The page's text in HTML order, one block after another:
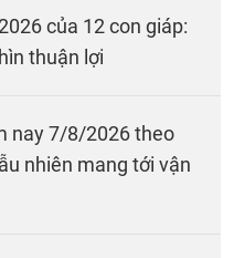
của 12 con giáp:
thuận lợi
nay 7/8/2026 theo
nhiên mang tới vận